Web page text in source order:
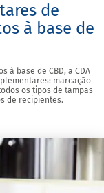
de
à base de
à base de CBD, a CDA
marcação
os tipos de tampas
de recipientes.